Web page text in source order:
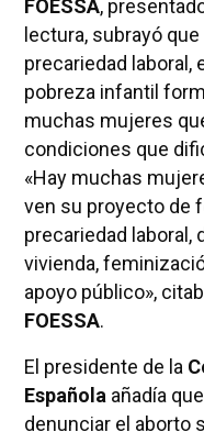
FOESSA,
lectura, subrayó
precariedad laboral,
pobreza infantil
muchas mujeres
condiciones que
«Hay muchas
ven su proyecto de
precariedad laboral,
vivienda,
apoyo público»,
FOESSA.
El presidente de la
Española añadía
denunciar el aborto